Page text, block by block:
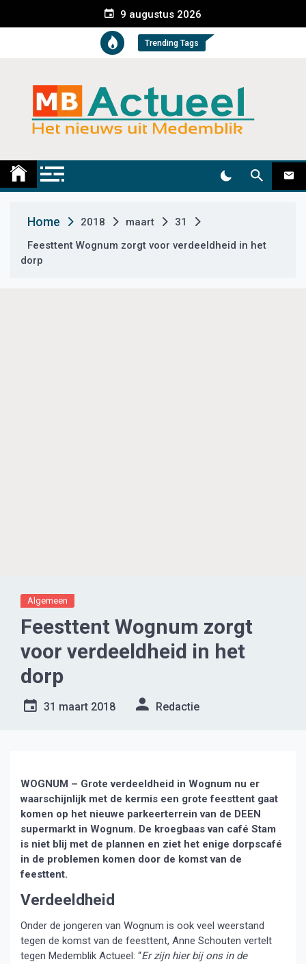
e
t
9 augustus 2026
Trending Tags
Medemblik Actueel
Home 2018 maart
31
Feesttent Wognum zorgt voor verdeeldheid in het
dorp
Algemeen
Feesttent Wognum zorgt
voor verdeeldheid in het
dorp
31 maart 2018 Redactie
WOGNUM – Grote verdeeldheid in Wognum nu er
waarschijnlijk met de kermis een grote feesttent gaat
komen op het nieuwe parkeerterrein van de DEEN
supermarkt in Wognum. De kroegbaas van café Stam
is niet blij met de plannen en ziet het enige dorpscafé
in de problemen komen door de komst van de
feesttent.
Verdeeldheid
Onder de jongeren van Wognum is ook veel weerstand
tegen de komst van de feesttent, Anne Schouten vertelt
tegen Medemblik Actueel: “Er zijn hier bij ons in de